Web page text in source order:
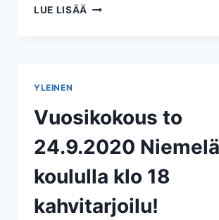
LUE LISÄÄ VUOSIKOKOUS
YLEINEN
Vuosikokous to
24.9.2020
koululla klo 18
kahvitarjoilu!